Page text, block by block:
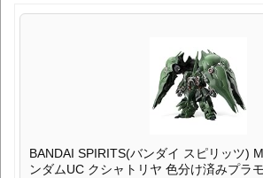
BANDAI SPIRITS(バンダイ スピリッツ)
ンダムUC クシャトリヤ 色分け済みプラ